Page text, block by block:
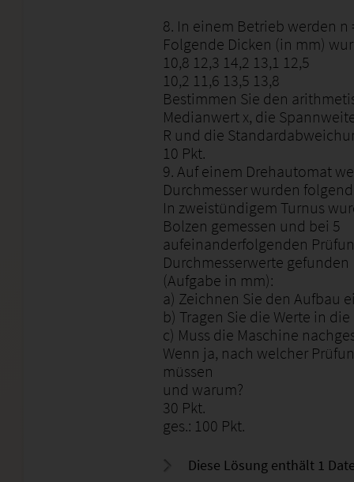
8. In einem Betrieb werden n
Folgende Dicken (in mm)
10,8 12,3 14,2 13,1 12,5
10,2 11,6 13,5 13,8
Bestimmen Sie den
Medianwert x, die
R und die
10 Pkt.
9. Auf einem Drehautomat
Durchmesser wurden
In zweistündigem Turnus
Bolzen gemessen und bei 5
aufeinanderfolgenden
Durchmesserwerte gefunden
(Aufgabe in mm):
a) Zeichnen Sie den Aufbau
b) Tragen Sie die Werte in
c) Muss die Maschine
Wenn ja, nach welcher
müssen
und warum?
30 Pkt.
ges.: 100 Pkt.
Diese Lösung enthält 1